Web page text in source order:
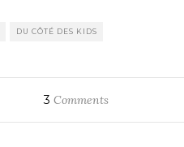
DU CÔTÉ DES KIDS
3 Comments